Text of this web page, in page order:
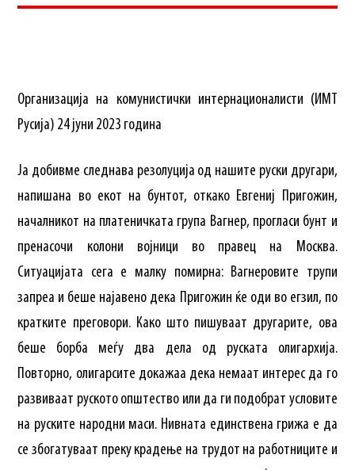
Организација на комунистички интернационалисти (ИМТ
Русија) 24 јуни 2023 година
Ја добивме следнава резолуција од нашите руски другари,
напишана во екот на бунтот, откако Евгениј Пригожин,
началникот на платеничката група Вагнер, прогласи бунт и
пренасочи колони војници во правец на Москва.
Ситуацијата сега е малку помирна: Вагнеровите трупи
запреа и беше најавено дека Пригожин ќе оди во егзил, по
кратките преговори. Како што пишуваат другарите, ова
беше борба меѓу два дела од руската олигархија.
Повторно, олигарсите докажаа дека немаат интерес да го
развиваат руското општество или да ги подобрат условите
на руските народни маси. Нивната единствена грижа е да
се збогатуваат преку крадење на трудот на работниците и